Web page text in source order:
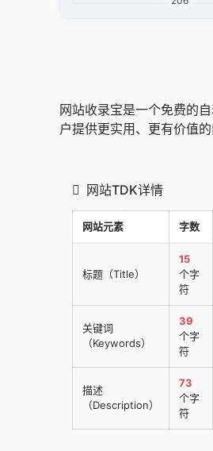
网站收录宝是一个免费的
户提供更实用、更有价值的
网站TDK详情
网站元素 字数
标题（Title）
15
个字
符
关键词
（Keywords）
39
个字
符
描述
（Description）
73
个字
符